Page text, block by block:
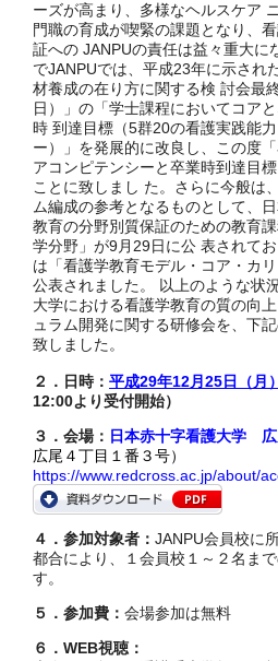
ーズが高まり、多様なヘルスケア
門職の育成が喫緊の課題となり、
証への JANPUの責任は益々重大に
でJANPUでは、平成23年に示され
材養成の在り方に関する検 討会最
日）」の「学士課程においてコア
時 到達目標（5群20の看護実践能
ー）」を発展的に改良し、この度
アコンピテンシーと卒業時到達目
ことに致しまし た。さらに今般は
ム編成の参考となるものとして、
教育の分野別質保証のための教育
学分野」が9月29日に公 表されて
は「看護学教育モデル・コア・カ
公表されました。 以上のような状
大学における看護学教育の質の向
ュラム開発に関する研修会を、下
致しました。
２．日時： 平成29年12月25日（月
12:00より受付開始）
３．会場： 日本赤十字看護大学
広尾４丁目１番３号）
https://www.redcross.ac.jp/about/
４．参加対象者： JANPU会員校に
都合により、１会員校１～２名ま
す。
５．参加費： 会場参加は無料
６．WEB視聴：